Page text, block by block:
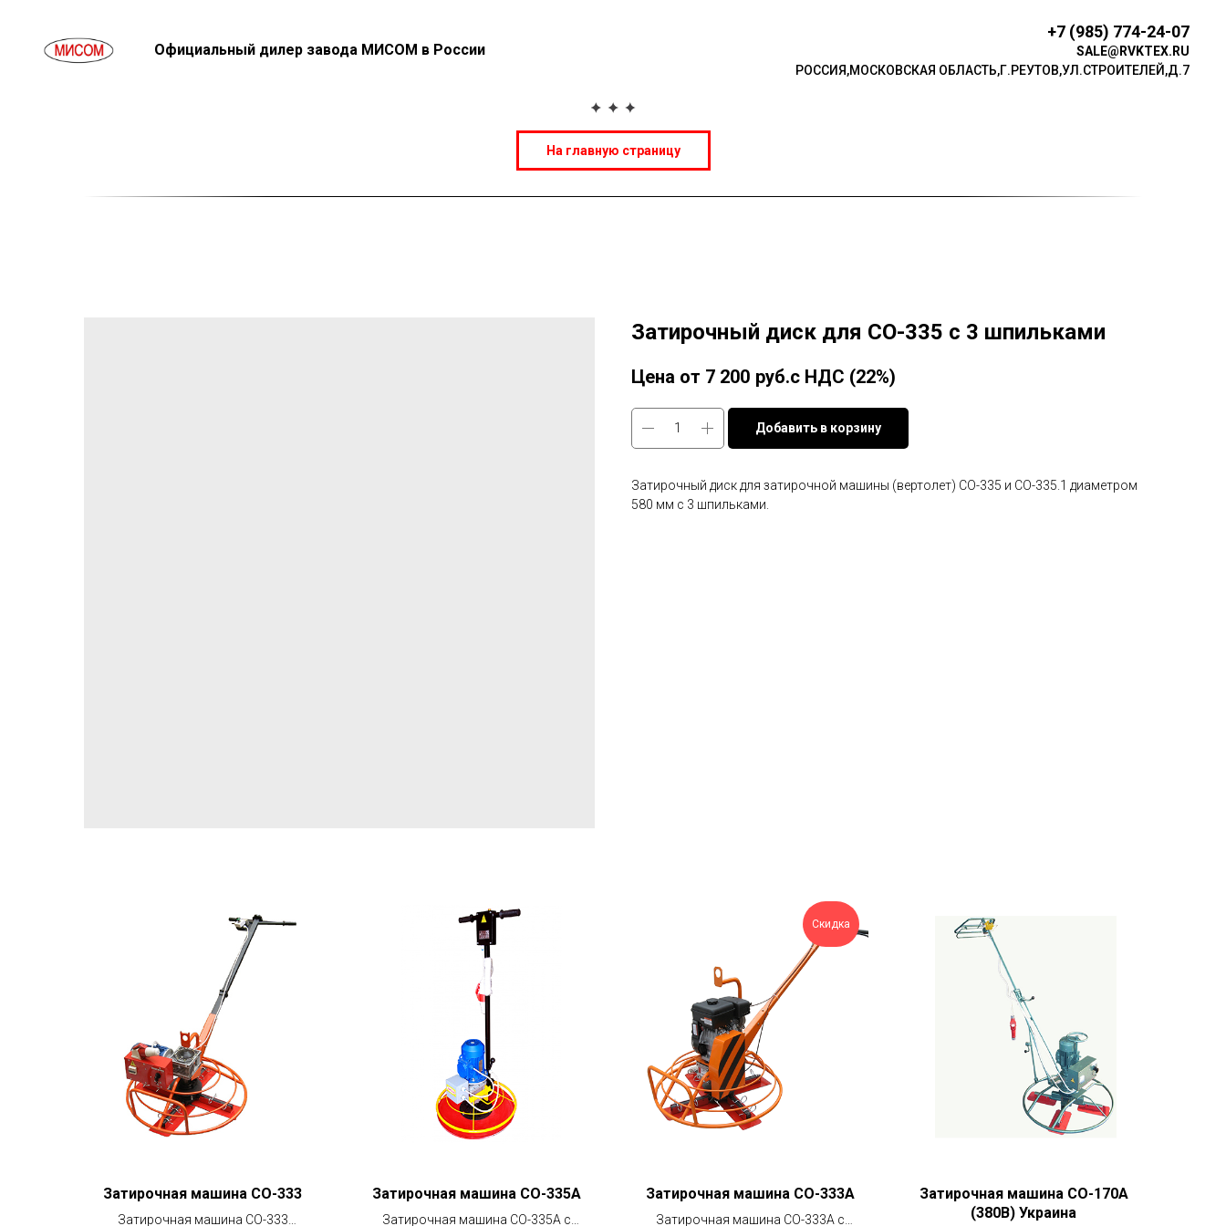
Официальный дилер завода МИСОМ в России
+7 (985) 774-24-07
SALE@RVKTEX.RU
РОССИЯ,МОСКОВСКАЯ ОБЛАСТЬ,Г.РЕУТОВ,УЛ.СТР ОИТЕЛЕЙ,Д.7
На главную страницу
Затирочный диск для СО-335 с 3 шпильками
7 200 руб.с НДС (22%)
Добавить в корзину
Затирочный диск для затирочной машины (вертолет) СО-335 и СО-335.1 диаметром
580 мм с 3 шпильками.
Затирочная машина СО-333
Затирочная машина СО-333
Затирочная машина СО-335А
Затирочная машина СО-335А с
Скидка
Затирочная машина СО-333А
Затирочная машина СО-333А с
Затирочная машина СО-170А
(380В) Украина